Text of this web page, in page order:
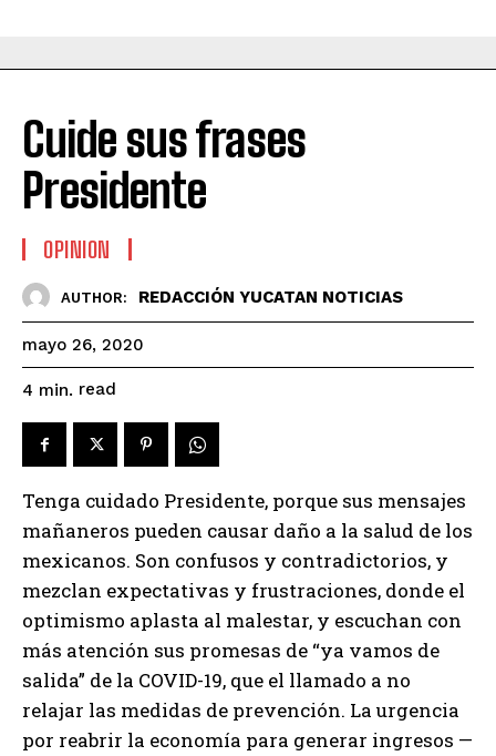
Cuide sus frases
Presidente
OPINION
AUTHOR: REDACCIÓN YUCATAN NOTICIAS
mayo 26, 2020
4 min. read
Tenga cuidado Presidente, porque sus mensajes
mañaneros pueden causar daño a la salud de los
mexicanos. Son confusos y contradictorios, y
mezclan expectativas y frustraciones, donde el
optimismo aplasta al malestar, y escuchan con
más atención sus promesas de “ya vamos de
salida” de la COVID-19, que el llamado a no
relajar las medidas de prevención. La urgencia
por reabrir la economía para generar ingresos —